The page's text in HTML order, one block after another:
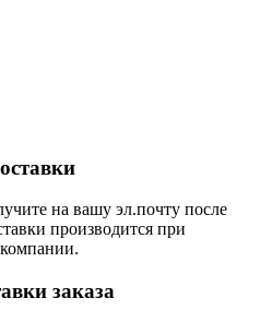
на вашу эл.почту после
производится при
заказа